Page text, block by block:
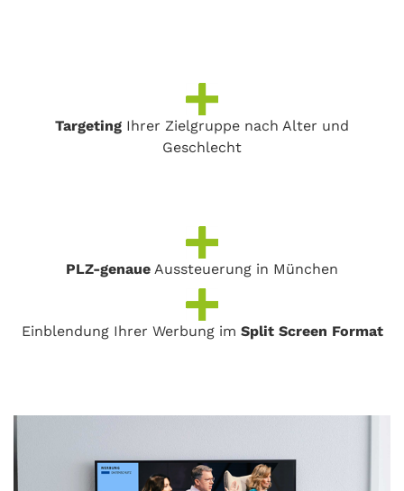
Targeting Ihrer Zielgruppe nach Alter und
Geschlecht
PLZ-genaue Aussteuerung in München
Einblendung Ihrer Werbung im Split Screen Format